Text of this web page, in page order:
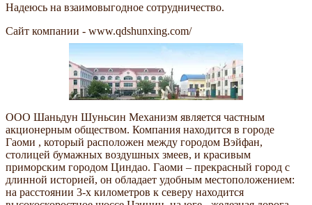
Надеюсь на взаимовыгодное сотрудничество.
Сайт компании - www.qdshunxing.com/
ООО Шаньдун Шуньсин Механизм является частным
акционерным обществом. Компания находится в городе
Гаоми , который расположен между городом Вэйфан,
столицей бумажных воздушных змеев, и красивым
приморским городом Циндао. Гаоми – прекрасный город с
длинной историей, он обладает удобным местоположением:
на расстоянии 3-х километров к северу находится